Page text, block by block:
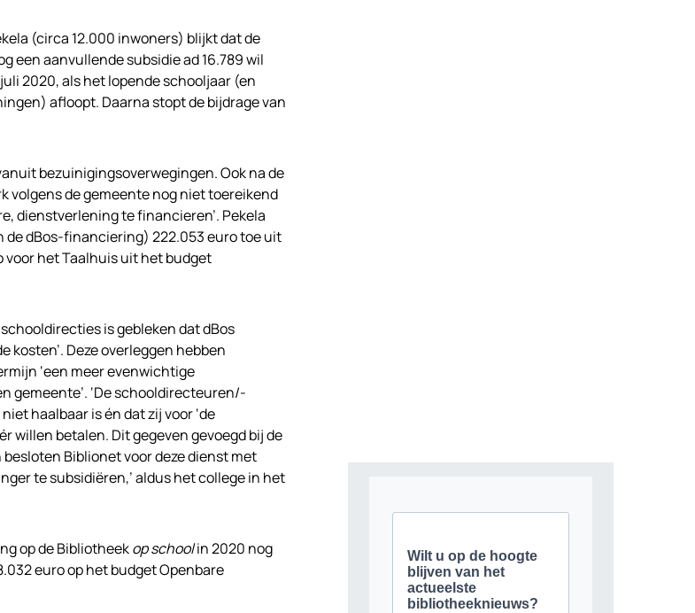
(circa 12.000 inwoners) blijkt dat de
een aanvullende subsidie ad 16.789 wil
2020, als het lopende schooljaar (en
afloopt. Daarna stopt de bijdrage van
bezuinigingsoverwegingen. Ook na de
volgens de gemeente nog niet toereikend
dienstverlening te financieren’. Pekela
dBos-financiering) 222.053 euro toe uit
voor het Taalhuis uit het budget
is gebleken dat dBos
kosten’. Deze overleggen hebben
‘een meer evenwichtige
gemeente’. ‘De schooldirecteuren/-
haalbaar is én dat zij voor ‘de
willen betalen. Dit gegeven gevoegd bij de
Biblionet voor deze dienst met
te subsidiëren,’ aldus het college in het
op de Bibliotheekop schoolin 2020 nog
euro op het budget Openbare